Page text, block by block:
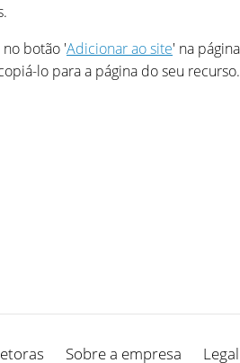
botão 'Adicionar ao site' na
lo para a página do seu
Sobre a empresa Legal